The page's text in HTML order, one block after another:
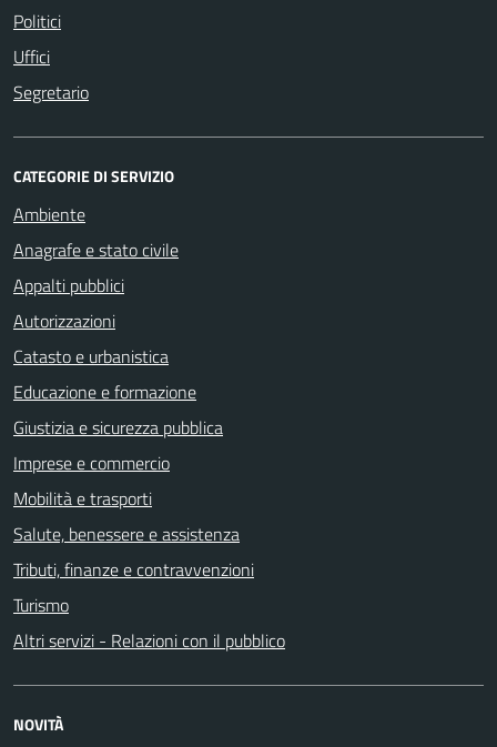
Politici
Uffici
Segretario
CATEGORIE DI SERVIZIO
Ambiente
Anagrafe e stato civile
Appalti pubblici
Autorizzazioni
Catasto e urbanistica
Educazione e formazione
Giustizia e sicurezza pubblica
Imprese e commercio
Mobilità e trasporti
Salute, benessere e assistenza
Tributi, finanze e contravvenzioni
Turismo
Altri servizi - Relazioni con il pubblico
NOVITÀ